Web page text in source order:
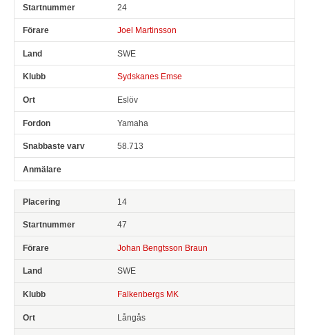
24
Joel Martinsson
SWE
Sydskanes Emse
Eslöv
Yamaha
58.713
14
47
Johan Bengtsson Braun
SWE
Falkenbergs MK
Långås